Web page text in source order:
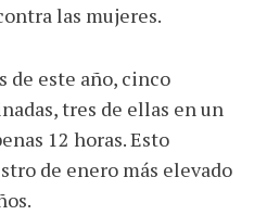
las mujeres.
de este año, cinco
tres de ellas en un
12 horas. Esto
de enero más elevado